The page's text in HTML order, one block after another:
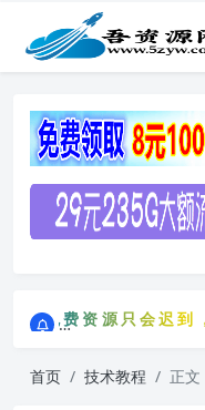
免费资源只会迟到
免费资源只会迟
首页 技术教程 正文